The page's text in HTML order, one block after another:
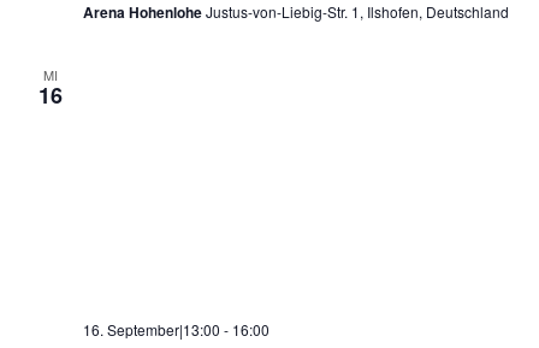
Arena HohenloheJustus-von-Liebig-Str. 1, Ilshofen, Deutschland
MI
16
16. September|13:00 - 16:00